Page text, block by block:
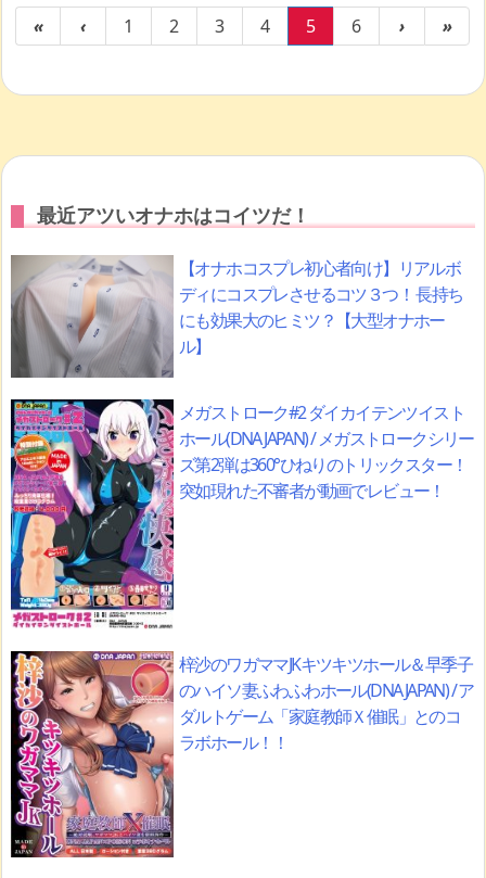
« ‹ 1 2 3 4 5 6 › »
最近アツいオナホはコイツだ！
【オナホコスプレ初心者向け】リアルボ
ディにコスプレさせるコツ３つ！ 長持ち
にも効果大のヒミツ？【大型オナホー
ル】
メガストローク#2 ダイカイテンツイスト
ホール(DNA JAPAN) / メガストロークシリー
ズ第2弾は360°ひねりのトリックスター！
突如現れた不審者が動画でレビュー！
梓沙のワガママJKキツキツホール＆早季子
のハイソ妻ふわふわホール(DNA JAPAN) / ア
ダルトゲーム「家庭教師Ｘ催眠」とのコ
ラボホール！！